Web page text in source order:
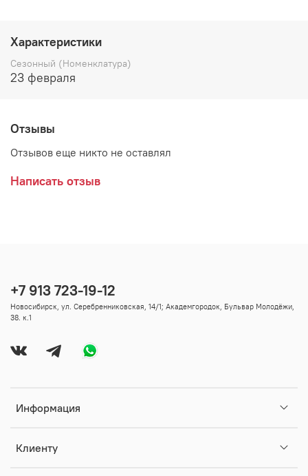
Характеристики
Сезонный (Номенклатура)
23 февраля
Отзывы
Отзывов еще никто не оставлял
Написать отзыв
Информация
Клиенту
+7 913 723-19-12
Новосибирск, ул. Серебренниковская, 14/1; Академгородок, Бульвар Молодёжи,
38. к.1